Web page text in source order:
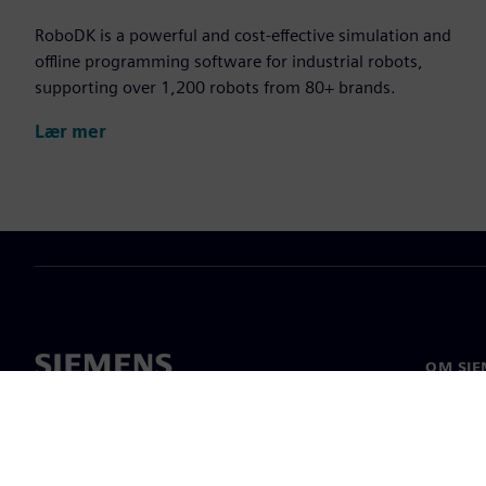
RoboDK is a powerful and cost-effective simulation and
offline programming software for industrial robots,
supporting over 1,200 robots from 80+ brands.
Lær mer
OM